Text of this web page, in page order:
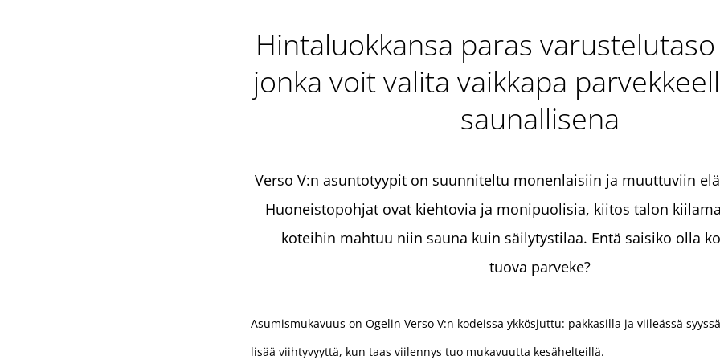
Hintaluokkansa paras
jonka voit valita vaikkapa
saunallisena
Verso V:n asuntotyypit on suunniteltu monenlaisiin ja muuttuviin
Huoneistopohjat ovat kiehtovia ja monipuolisia, kiitos talon
koteihin mahtuu niin sauna kuin säilytystilaa. Entä saisiko olla
tuova parveke?
Asumismukavuus on Ogelin Verso V:n kodeissa ykkösjuttu: pakkasilla ja viileässä
lisää viihtyvyyttä, kun taas viilennys tuo mukavuutta kesähelteillä.